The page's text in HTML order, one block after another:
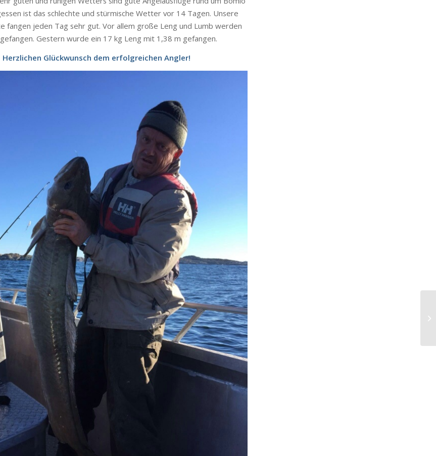
ist das schlechte und stürmische Wetter vor 14 Tagen. Unsere
fangen jeden Tag sehr gut. Vor allem große Leng und Lumb werden
Gestern wurde ein 17 kg Leng mit 1,38 m gefangen.
Herzlichen Glückwunsch dem erfolgreichen Angler!